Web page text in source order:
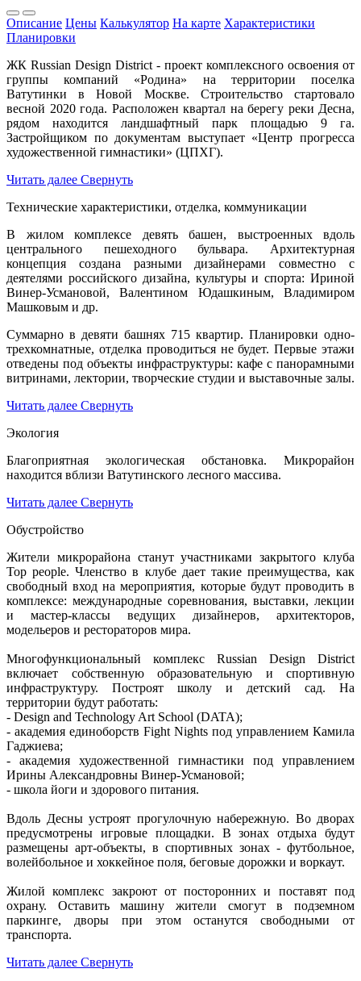
Описание Цены Калькулятор На карте Характеристики
Планировки
ЖК Russian Design District - проект комплексного освоения от
группы компаний «Родина» на территории поселка
Ватутинки в Новой Москве. Строительство стартовало
весной 2020 года. Расположен квартал на берегу реки Десна,
рядом находится ландшафтный парк площадью 9 га.
Застройщиком по документам выступает «Центр прогресса
художественной гимнастики» (ЦПХГ).
Читать далее Свернуть
Технические характеристики, отделка, коммуникации
В жилом комплексе девять башен, выстроенных вдоль
центрального пешеходного бульвара. Архитектурная
концепция создана разными дизайнерами совместно с
деятелями российского дизайна, культуры и спорта: Ириной
Винер-Усмановой, Валентином Юдашкиным, Владимиром
Машковым и др.
Суммарно в девяти башнях 715 квартир. Планировки одно-
трехкомнатные, отделка проводиться не будет. Первые этажи
отведены под объекты инфраструктуры: кафе с панорамными
витринами, лектории, творческие студии и выставочные залы.
Читать далее Свернуть
Экология
Благоприятная экологическая обстановка. Микрорайон
находится вблизи Ватутинского лесного массива.
Читать далее Свернуть
Обустройство
Жители микрорайона станут участниками закрытого клуба
Top people. Членство в клубе дает такие преимущества, как
свободный вход на мероприятия, которые будут проводить в
комплексе: международные соревнования, выставки, лекции
и мастер-классы ведущих дизайнеров, архитекторов,
модельеров и рестораторов мира.
Многофункциональный комплекс Russian Design District
включает собственную образовательную и спортивную
инфраструктуру. Построят школу и детский сад. На
территории будут работать:
- Design and Technology Art School (DATA);
- академия единоборств Fight Nights под управлением Камила
Гаджиева;
- академия художественной гимнастики под управлением
Ирины Александровны Винер-Усмановой;
- школа йоги и здорового питания.
Вдоль Десны устроят прогулочную набережную. Во дворах
предусмотрены игровые площадки. В зонах отдыха будут
размещены арт-объекты, в спортивных зонах - футбольное,
волейбольное и хоккейное поля, беговые дорожки и воркаут.
Жилой комплекс закроют от посторонних и поставят под
охрану. Оставить машину жители смогут в подземном
паркинге, дворы при этом останутся свободными от
транспорта.
Читать далее Свернуть